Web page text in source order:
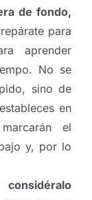
de fondo,
para
aprender
No se
sino de
en
el
y, por lo